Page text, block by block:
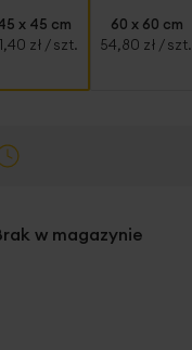
x 45 cm
zł / szt.
60 x 60 cm
54,80 zł / szt.
w magazynie